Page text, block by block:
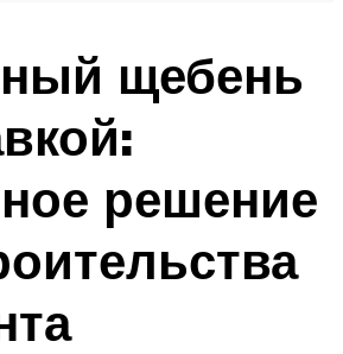
щебень
решение